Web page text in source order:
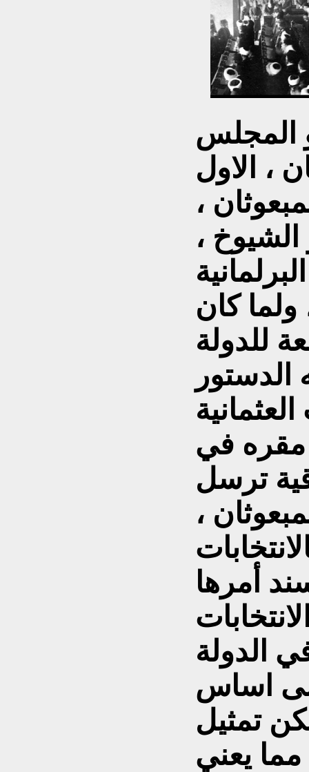
المجلس
، الاول
،
الشيوخ ،
كان
للدولة
الدستور
مقره في
ترسل
،
أمرها
الدولة
إلى اساس
تمثيل
مما يعني